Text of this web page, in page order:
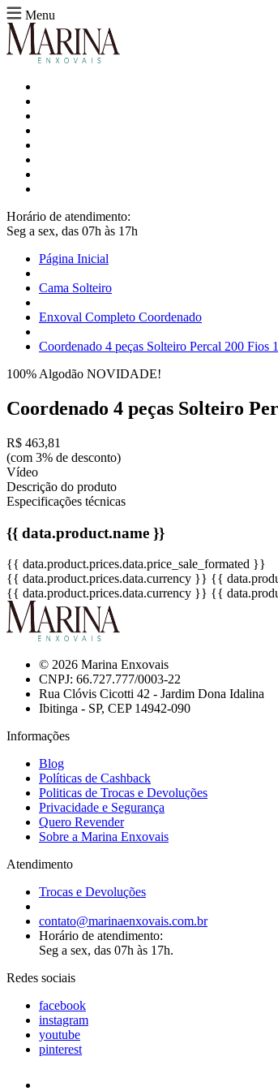
Menu
Horário de atendimento:
Seg a sex, das 07h às 17h
Página Inicial
Cama Solteiro
Enxoval Completo Coordenado
Coordenado 4 peças Solteiro Percal 200
100% Algodão NOVIDADE!
Coordenado 4 peças Solteiro
R$ 463,81
(com 3% de desconto)
Vídeo
Descrição do produto
Especificações técnicas
{{ data.product.name }}
{{ data.product.prices.data.price_sale_formated }}
{{ data.product.prices.data.currency }} {{
{{ data.product.prices.data.currency }} {{
© 2026 Marina Enxovais
CNPJ: 66.727.777/0003-22
Rua Clóvis Cicotti 42 - Jardim Dona Idalina
Ibitinga - SP, CEP 14942-090
Informações
Blog
Políticas de Cashback
Politicas de Trocas e Devoluções
Privacidade e Segurança
Quero Revender
Sobre a Marina Enxovais
Atendimento
Trocas e Devoluções
contato@marinaenxovais.com.br
Horário de atendimento:
Seg a sex, das 07h às 17h.
Redes sociais
facebook
instagram
youtube
pinterest